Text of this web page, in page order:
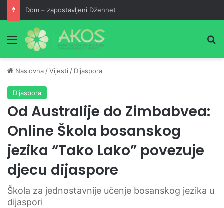
Dom – zapostavljeni Džennet
Meni
Naslovna /Vijesti / Dijaspora
Dijaspora
Od Australije do Zimbabvea:
Online Škola bosanskog
jezika “Tako Lako” povezuje
djecu dijaspore
Škola za jednostavnije učenje bosanskog jezika u
dijaspori